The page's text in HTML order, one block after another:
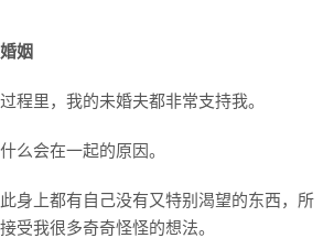
姻
程里，我的未婚夫都非常支持我。
么会在一起的原因。
身上都有自己没有又特别渴望的东西，所
受我很多奇奇怪怪的想法。